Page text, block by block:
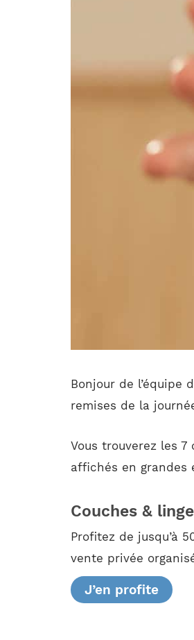
Bonjour de l’équipe
remises de la
Vous trouverez les
affichés en grandes
Couches &
Profitez de jusqu’à
vente privée
J’en profite